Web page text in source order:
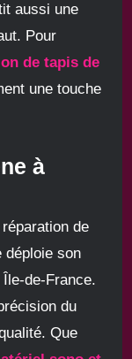
aussi une
Pour
de tapis de
une touche
à
de
déploie son
de-France.
du
Que